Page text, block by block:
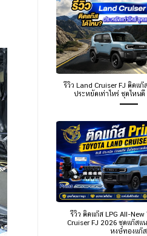
รีวิว Land Cruiser FJ ติดแก๊
ประหยัดเท่าไหร่ ชุดไหน
รีวิว ติดแก๊ส LPG All-
Cruiser FJ 2026 ชุดแก๊สแ
หงษ์ทองแก๊ส